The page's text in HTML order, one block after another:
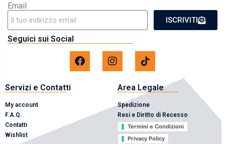
Email
ISCRIVITI
Seguici sui Social
Servizi e Contatti
My account
F.A.Q.
Contatti
Wishlist
Area Legale
Spedizione
Resi e Diritto di Recesso
Termini e Condizioni
Privacy Policy